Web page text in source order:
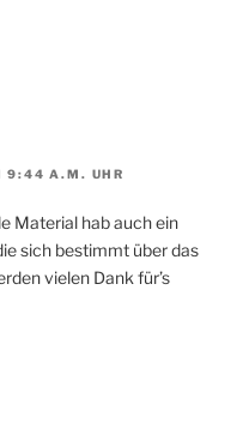
9:44 A.M. UHR
Material hab auch ein
sich bestimmt über das
vielen Dank für’s